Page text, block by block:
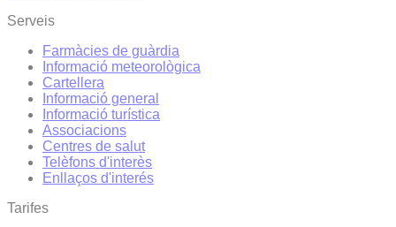
Serveis
Farmàcies de guàrdia
Informació meteorològica
Cartellera
Informació general
Informació turística
Associacions
Centres de salut
Telèfons d'interès
Enllaços d'interés
Tarifes